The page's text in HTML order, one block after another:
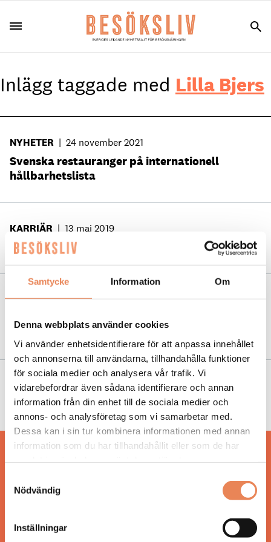
Samtycke Information Om
Denna webbplats använder cookies
Vi använder enhetsidentifierare för att anpassa innehållet
och annonserna till användarna, tillhandahålla funktioner
för sociala medier och analysera vår trafik. Vi
vidarebefordrar även sådana identifierare och annan
information från din enhet till de sociala medier och
annons- och analysföretag som vi samarbetar med.
Dessa kan i sin tur kombinera informationen med annan
information som du har tillhandahållit eller som de har
Nödvändig
Inställningar
Inlägg taggade med Lilla Bjers
NYHETER | 24 november 2021
Svenska restauranger på internationell
hållbarhetslista
KARRIÄR | 13 maj 2019
Unga eko-kocken ska leda prisade krogen
NYHETER | 12 mars 2019
Lilla Bjers snickrar på hemligt
hållbarhetsprojekt
NYHETER | 10 september 2018
Hon vann Årets Ekokock
Besöksliv i sin tryckta form är ett affärsmagasin
för ägare och ledare inom besöksnäringen.